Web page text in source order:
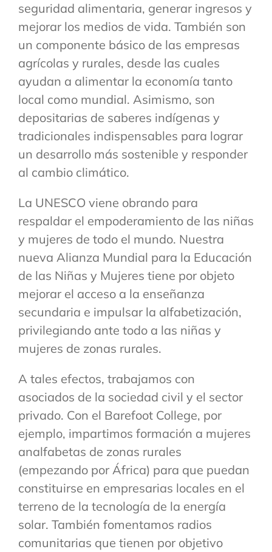
seguridad alimentaria, generar ingresos y
mejorar los medios de vida. También son
un componente básico de las empresas
agrícolas y rurales, desde las cuales
ayudan a alimentar la economía tanto
local como mundial. Asimismo, son
depositarias de saberes indígenas y
tradicionales indispensables para lograr
un desarrollo más sostenible y responder
al cambio climático.
La UNESCO viene obrando para
respaldar el empoderamiento de las niñas
y mujeres de todo el mundo. Nuestra
nueva Alianza Mundial para la Educación
de las Niñas y Mujeres tiene por objeto
mejorar el acceso a la enseñanza
secundaria e impulsar la alfabetización,
privilegiando ante todo a las niñas y
mujeres de zonas rurales.
A tales efectos, trabajamos con
asociados de la sociedad civil y el sector
privado. Con el Barefoot College, por
ejemplo, impartimos formación a mujeres
analfabetas de zonas rurales
(empezando por África) para que puedan
constituirse en empresarias locales en el
terreno de la tecnología de la energía
solar. También fomentamos radios
comunitarias que tienen por objetivo